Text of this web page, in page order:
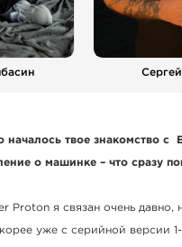
началось твое знакомство
о машинке – что сразу
Proton я связан очень давно,
уже с серийной версии